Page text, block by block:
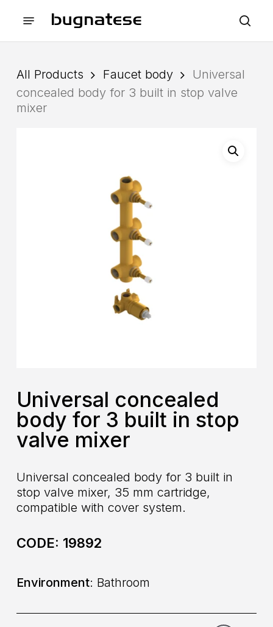
Menu
All Products Faucet body
Universal
concealed body for 3 built in stop valve
mixer
Universal concealed
body for 3 built in stop
valve mixer
Universal concealed body for 3 built in
stop valve mixer, 35 mm cartridge,
compatible with cover system.
CODE: 19892
Environment: Bathroom